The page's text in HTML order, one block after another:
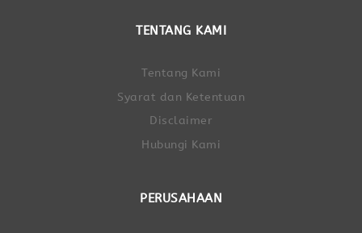
TENTANG KAMI
Tentang Kami
Syarat dan Ketentuan
Disclaimer
Hubungi Kami
PERUSAHAAN